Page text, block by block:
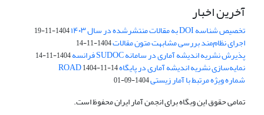
آخرین اخبار
تخصیص شناسه DOI به مقالات منتشرشده در سال ۱۴۰۳ 1404-11-19
اجرای نظام‌مند بررسی مشابهت متون مقالات1404-11-14
پذیرش نشریه اندیشه آماری در سامانه SUDOC فرانسه 1404-11-14
نمایه‌سازی نشریه اندیشه آماری در پایگاه ROAD1404-11-14
شماره ویژه مرتبط با آمار زیستی1404-09-01
تمامی حقوق این وبگاه برای انجمن آمار ایران محفوظ است.